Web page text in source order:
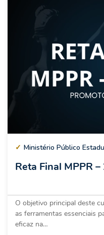
✓ Ministério Público
Reta Final MPPR –
O objetivo principal deste
as ferramentas essenciais
eficaz na…